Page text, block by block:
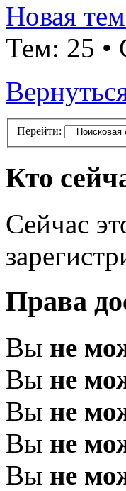
Новая
Тем: 25 •
Перейти:
Кто
Сейчас
Права
Вы не
Вы не
Вы не
Вы не
Вы не